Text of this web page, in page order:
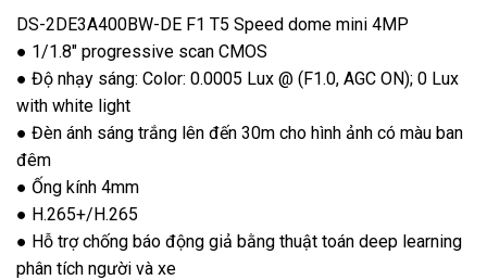
DS-2DE3A400BW-DE F1 T5 Speed dome mini 4MP
● 1/1.8″ progressive scan CMOS
● Độ nhạy sáng: Color: 0.0005 Lux @ (F1.0, AGC ON); 0 Lux
with white light
● Đèn ánh sáng trắng lên đến 30m cho hình ảnh có màu ban
đêm
● Ống kính 4mm
● H.265+/H.265
● Hỗ trợ chống báo động giả bằng thuật toán deep learning
phân tích người và xe